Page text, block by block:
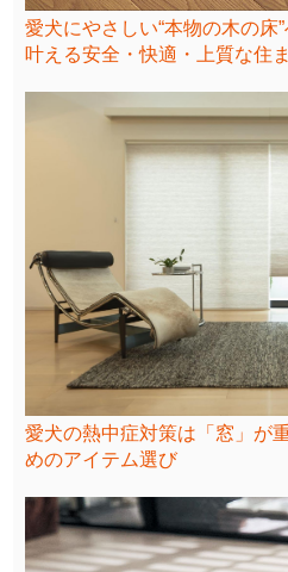
愛犬にやさしい“本物の木の床
叶える安全・快適・上質な住
愛犬の熱中症対策は「窓」が
めのアイテム選び